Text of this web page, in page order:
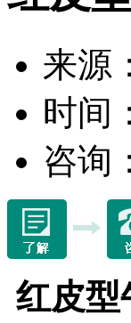
来源：
时间
咨询：
红皮型